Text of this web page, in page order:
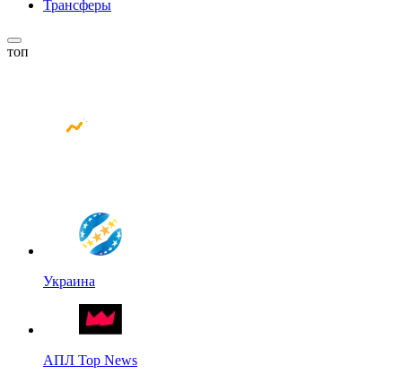
Трансферы
топ
Украина
АПЛ Top News